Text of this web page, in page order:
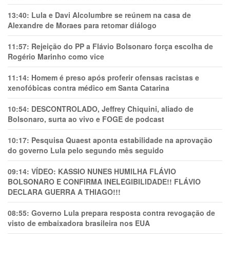
13:40: Lula e Davi Alcolumbre se reúnem na casa de
Alexandre de Moraes para retomar diálogo
11:57: Rejeição do PP a Flávio Bolsonaro força escolha de
Rogério Marinho como vice
11:14: Homem é preso após proferir ofensas racistas e
xenofóbicas contra médico em Santa Catarina
10:54: DESCONTROLADO, Jeffrey Chiquini, aliado de
Bolsonaro, surta ao vivo e FOGE de podcast
10:17: Pesquisa Quaest aponta estabilidade na aprovação
do governo Lula pelo segundo mês seguido
09:14: VÍDEO: KASSIO NUNES HUMlLHA FLÁVIO
BOLSONARO E CONFIRMA INELEGIBILIDADE!! FLÁVIO
DECLARA GUERRA A THIAGO!!!
08:55: Governo Lula prepara resposta contra revogação de
visto de embaixadora brasileira nos EUA